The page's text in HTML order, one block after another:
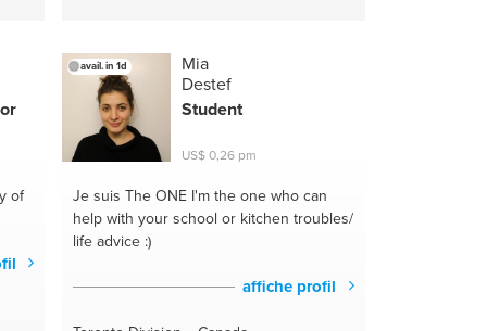
#validation#vitamins
#family dynamics#classroom
managementtraining
#career coaching
#english#social anxiety
#specialeducationsupport
thinking#lifeskills
#depression advice
#fashion tips#motherhood and
individuality#financial coaching #anxiety
support#mindfullness
of
avail. in 1d
Mia
Destef
Student
US$ 0,26 pm
Je suis The ONE I'm the one who can
help with your school or kitchen troubles/
life advice :)
affiche profil